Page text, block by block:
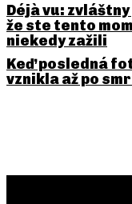
Déjà vu:
že ste tento
niekedy zažili
Keď posledná
vznikla až po